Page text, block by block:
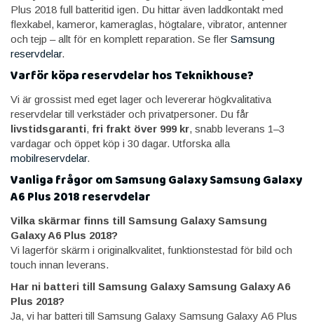
Plus 2018 full batteritid igen. Du hittar även laddkontakt med
flexkabel, kameror, kameraglas, högtalare, vibrator, antenner
och tejp – allt för en komplett reparation. Se fler Samsung
reservdelar.
Varför köpa reservdelar hos Teknikhouse?
Vi är grossist med eget lager och levererar högkvalitativa
reservdelar till verkstäder och privatpersoner. Du får
livstidsgaranti, fri frakt över 999 kr, snabb leverans 1–3
vardagar och öppet köp i 30 dagar. Utforska alla
mobilreservdelar.
Vanliga frågor om Samsung Galaxy Samsung Galaxy
A6 Plus 2018 reservdelar
Vilka skärmar finns till Samsung Galaxy Samsung
Galaxy A6 Plus 2018?
Vi lagerför skärm i originalkvalitet, funktionstestad för bild och
touch innan leverans.
Har ni batteri till Samsung Galaxy Samsung Galaxy A6
Plus 2018?
Ja, vi har batteri till Samsung Galaxy Samsung Galaxy A6 Plus